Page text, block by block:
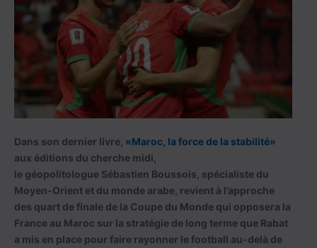
Dans son dernier livre, «Maroc, la force de la stabilité»
aux éditions du cherche midi,
le géopolitologue Sébastien Boussois, spécialiste du
Moyen-Orient et du monde arabe, revient à l’approche
des quart de finale de la Coupe du Monde qui opposera la
France au Maroc sur la stratégie de long terme que Rabat
a mis en place pour faire rayonner le football au-delà de